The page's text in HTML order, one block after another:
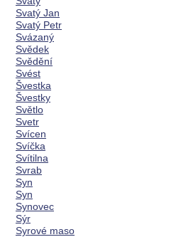
Svatý Jan
Svatý Petr
Svázaný
Svědek
Svědění
Svést
Švestka
Švestky
Světlo
Svetr
Svícen
Svíčka
Svítilna
Svrab
Syn
Syn
Synovec
Sýr
Syrové maso